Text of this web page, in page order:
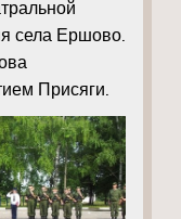
села Ершово.
Присяги.